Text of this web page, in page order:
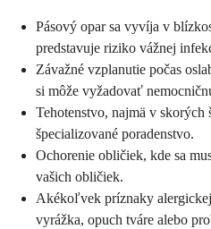
Pásový opar sa vyvíja v
predstavuje riziko vážnej
Závažné vzplanutie počas
si môže vyžadovať
Tehotenstvo, najmä v skorých
špecializované poradenstvo.
Ochorenie obličiek, kde sa
vašich obličiek.
Akékoľvek príznaky
vyrážka, opuch tváre alebo